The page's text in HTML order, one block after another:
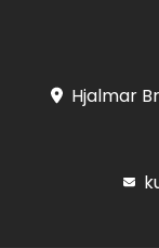
Hjalmar